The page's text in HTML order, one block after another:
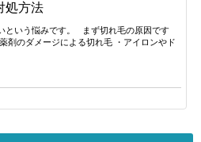
処方法
という悩みです。 まず切れ毛の原因です
剤のダメージによる切れ毛 ・アイロンやド